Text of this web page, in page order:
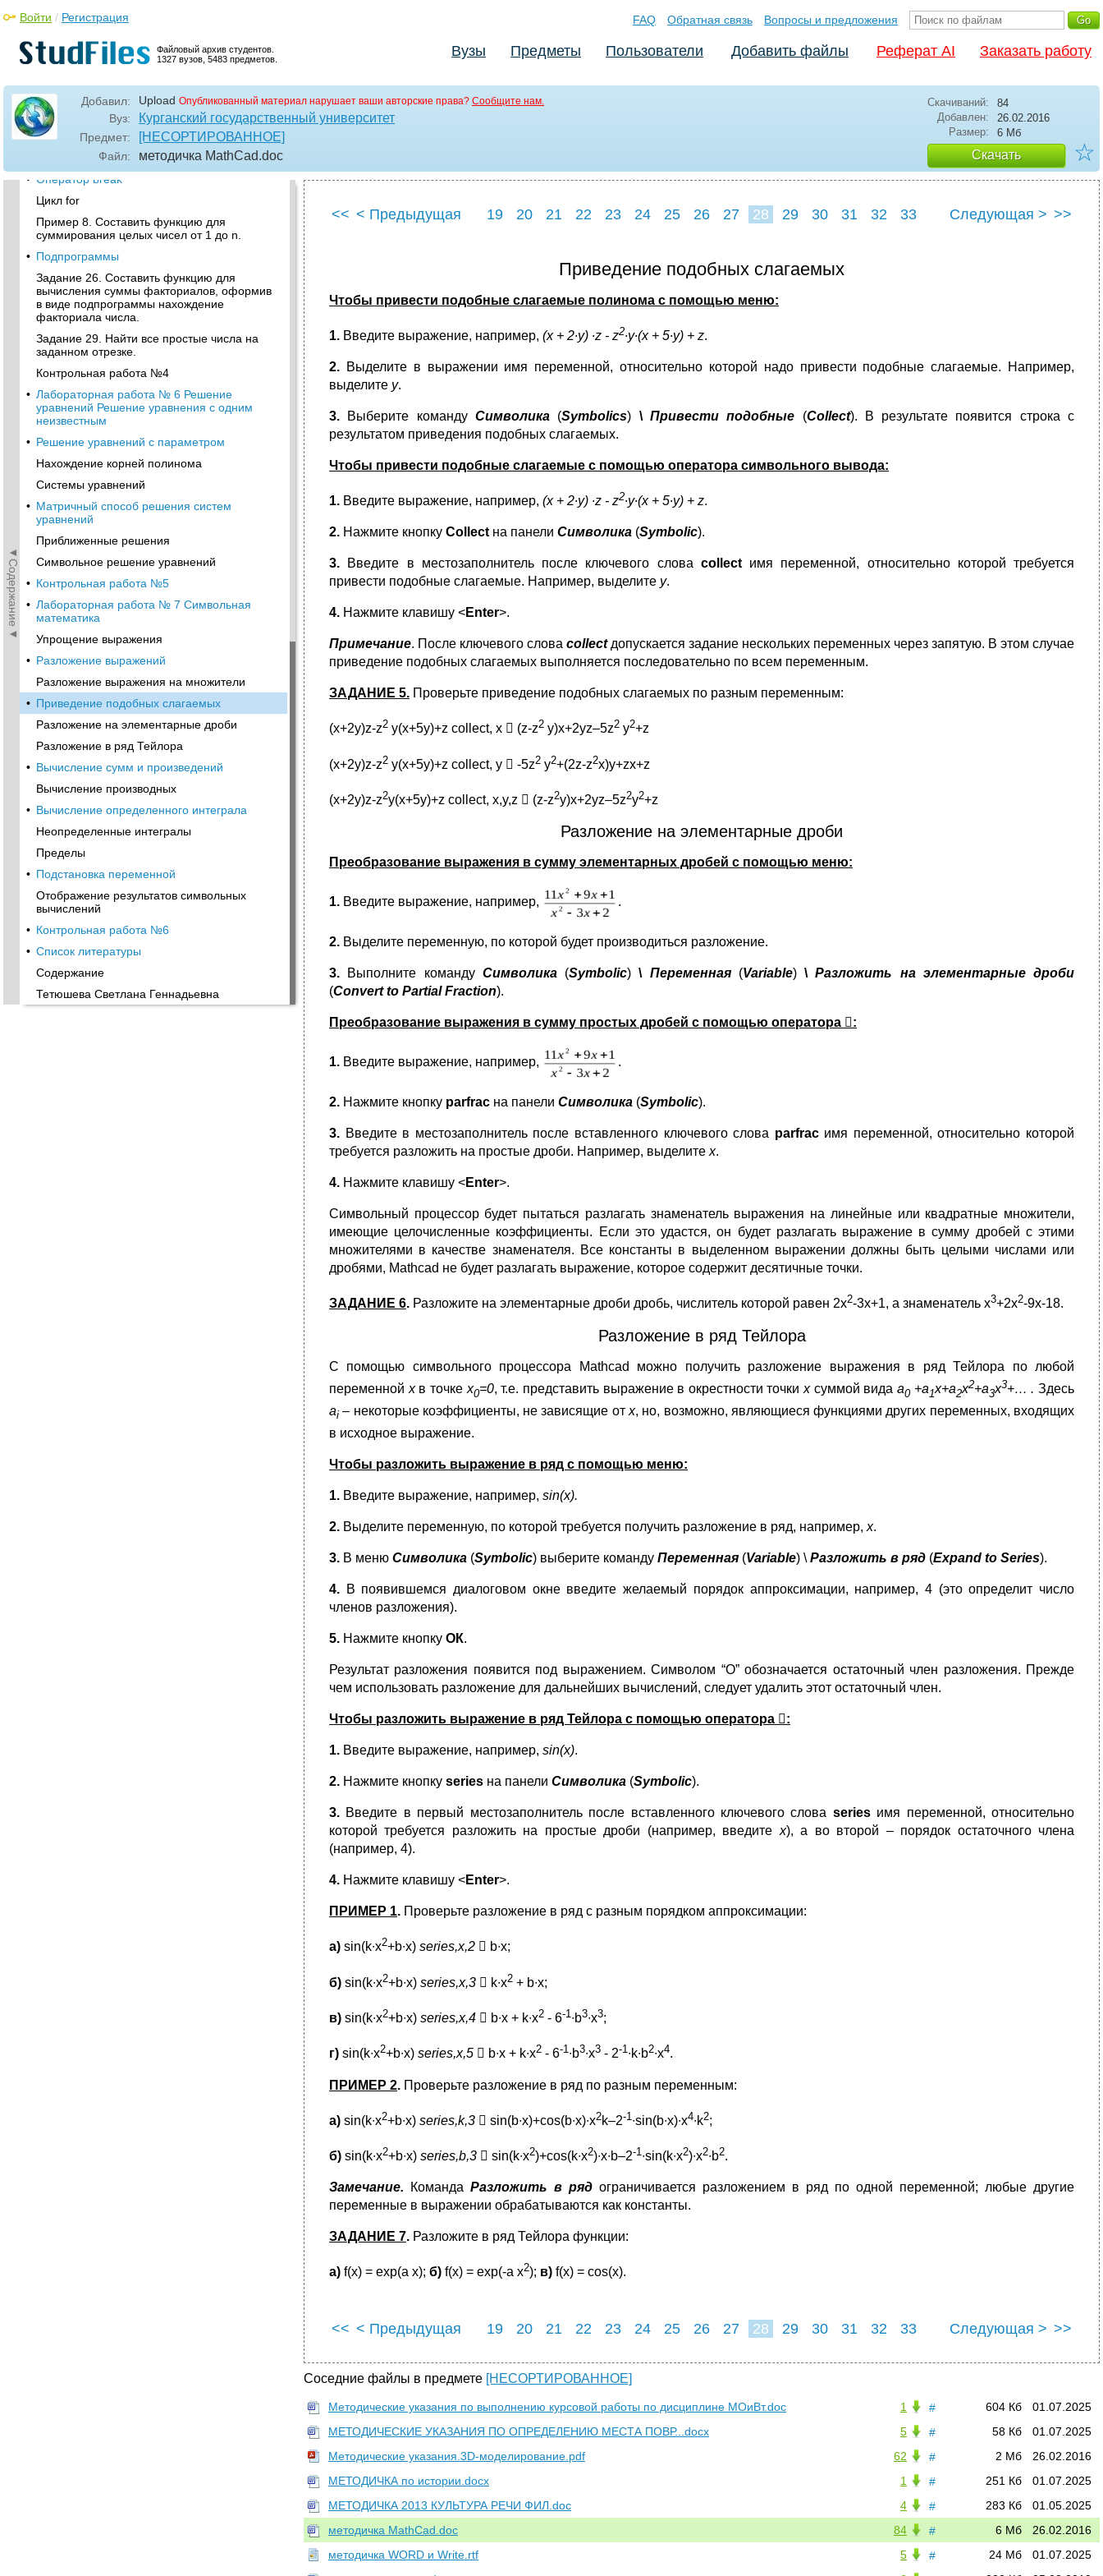
Файловый архив студентов.
1327 вузов, 5483 предметов.
Войти / Регистрация FAQ Обратная связь Вопросы и предложения
Вузы Предметы Пользователи Добавить файлы Реферат AI Заказать работу
Добавил: Upload Опубликованный материал нарушает ваши авторские права? Сообщите нам.
Вуз: Курганский государственный университет
Предмет: [НЕСОРТИРОВАННОЕ]
Файл: методичка MathCad.doc
Скачиваний:
84
Добавлен:
26.02.2016
Размер:
6 Мб
Скачать ☆
◄Содержание◄
трехмерных графиков
•
Создание и запуск анимационных клипов
• Лабораторная работа № 5 Создание
программ
Условный оператор
• Оператор break
Цикл for
Пример 8. Составить функцию для
суммирования целых чисел от 1 до n.
• Подпрограммы
Задание 26. Составить функцию для
вычисления суммы факториалов, оформив
в виде подпрограммы нахождение
факториала числа.
Задание 29. Найти все простые числа на
заданном отрезке.
Контрольная работа №4
• Лабораторная работа № 6 Решение
уравнений Решение уравнения с одним
неизвестным
• Решение уравнений с параметром
Нахождение корней полинома
Системы уравнений
• Матричный способ решения систем
уравнений
Приближенные решения
Символьное решение уравнений
• Контрольная работа №5
• Лабораторная работа № 7 Символьная
математика
Упрощение выражения
• Разложение выражений
Разложение выражения на множители
• Приведение подобных слагаемых
Разложение на элементарные дроби
Разложение в ряд Тейлора
• Вычисление сумм и произведений
Вычисление производных
• Вычисление определенного интеграла
Неопределенные интегралы
Пределы
• Подстановка переменной
Отображение результатов символьных
вычислений
• Контрольная работа №6
• Список литературы
Содержание
Тетюшева Светлана Геннадьевна
<< < Предыдущая 19 20 21 22 23 24 25 26 27 28 29 30 31 32 33 Следующая > >>
Приведение подобных слагаемых
Чтобы привести подобные слагаемые полинома с помощью меню:
1. Введите выражение, например, (x+ 2∙y) ∙z - z2∙y∙(x+ 5∙y) + z.
2. Выделите в выражении имя переменной, относительно которой надо привести подобные слагаемые. Например,
выделите у.
3. Выберите команду Символика (Symbolics) \ Привести подобные (Collect). В результате появится строка с
результатом приведения подобных слагаемых.
Чтобы привести подобные слагаемые с помощью оператора символьного вывода:
1. Введите выражение, например, (x+ 2∙y) ∙z - z2∙y∙(x+ 5∙y) + z.
2. Нажмите кнопку Collect на панели Символика (Symbolic).
3. Введите в местозаполнитель после ключевого слова collectимя переменной, относительно которой требуется
привести подобные слагаемые. Например, выделите у.
4. Нажмите клавишу <Enter>.
Примечание. После ключевого слова collectдопускается задание нескольких переменных через запятую. В этом случае
приведение подобных слагаемых выполняется последовательно по всем переменным.
ЗАДАНИЕ 5. Проверьте приведение подобных слагаемых по разным переменным:
(x+2y)z-z2 y(x+5y)+z collect, x  (z-z2 y)x+2yz–5z2 y2+z
(x+2y)z-z2 y(x+5y)+z collect, y  -5z2 y2+(2z-z2x)y+zx+z
(x+2y)z-z2y(x+5y)+z collect, x,y,z  (z-z2y)x+2yz–5z2y2+z
Разложение на элементарные дроби
Преобразование выражения в сумму элементарных дробей с помощью меню:
1. Введите выражение, например, .
2. Выделите переменную, по которой будет производиться разложение.
3. Выполните команду Символика (Symbolic)\ Переменная (Variable) \ Разложить на элементарные дроби
(Convert to Partial Fraction).
Преобразование выражения в сумму простых дробей с помощью оператора :
1. Введите выражение, например, .
2. Нажмите кнопку parfrас на панели Символика (Symbolic).
3. Введите в местозаполнитель после вставленного ключевого слова parfrасимя переменной, относительно которой
требуется разложить на простые дроби. Например, выделите х.
4. Нажмите клавишу <Enter>.
Символьный процессор будет пытаться разлагать знаменатель выражения на линейные или квадратные множители,
имеющие целочисленные коэффициенты. Если это удастся, он будет разлагать выражение в сумму дробей с этими
множителями в качестве знаменателя. Все константы в выделенном выражении должны быть целыми числами или
дробями, Mathcad не будет разлагать выражение, которое содержит десятичные точки.
ЗАДАНИЕ 6. Разложите на элементарные дроби дробь, числитель которой равен 2x2-3x+1, а знаменатель x3+2x2-9x-18.
Разложение в ряд Тейлора
С помощью символьного процессора Mathcad можно получить разложение выражения в ряд Тейлора по любой
переменной хв точке х0=0, т.е. представить выражение в окрестности точкихсуммой видаa0 +a1x+a2x2+a3x3+… .Здесь
ai – некоторые коэффициенты, не зависящие отх, но, возможно, являющиеся функциями других переменных, входящих
в исходное выражение.
Чтобы разложить выражение в ряд с помощью меню:
1. Введите выражение, например, sin(x).
2. Выделите переменную, по которой требуется получить разложение в ряд, например,х.
3. В меню Символика (Symbolic) выберите команду Переменная (Variable) \Разложить в ряд (Expand to Series).
4. В появившемся диалоговом окне введите желаемый порядок аппроксимации, например, 4 (это определит число
членов разложения).
5. Нажмите кнопку ОК.
Результат разложения появится под выражением. Символом “О” обозначается остаточный член разложения. Прежде
чем использовать разложение для дальнейших вычислений, следует удалить этот остаточный член.
Чтобы разложить выражение в ряд Тейлора с помощью оператора :
1. Введите выражение, например, sin(x).
2. Нажмите кнопку series на панели Символика (Symbolic).
3. Введите в первый местозаполнитель после вставленного ключевого слова seriesимя переменной, относительно
которой требуется разложить на простые дроби (например, введитех), а во второй – порядок остаточного члена
(например, 4).
4. Нажмите клавишу <Enter>.
ПРИМЕР 1. Проверьте разложение в ряд с разным порядком аппроксимации:
а) sin(k∙x2+b∙x) series,x,2  b∙x;
б) sin(k∙x2+b∙x) series,x,3  k∙x2 + b∙x;
в) sin(k∙x2+b∙x) series,x,4  b∙x + k∙x2 - 6-1∙b3∙x3;
г) sin(k∙x2+b∙x) series,x,5  b∙x + k∙x2 - 6-1∙b3∙x3 - 2-1∙k∙b2∙x4.
ПРИМЕР 2. Проверьте разложение в ряд по разным переменным:
а) sin(k∙x2+b∙x) series,k,3  sin(b∙x)+cos(b∙x)∙x2k–2-1 ∙sin(b∙x)∙x4∙k2;
б) sin(k∙x2+b∙x) series,b,3  sin(k∙x2)+cos(k∙x2)∙x∙b–2-1∙sin(k∙x2)∙x2∙b2.
Замечание. Команда Разложить в ряд ограничивается разложением в ряд по одной переменной; любые другие
переменные в выражении обрабатываются как константы.
ЗАДАНИЕ 7. Разложите в ряд Тейлора функции:
а) f(x) = exp(a x); б) f(x) = exp(-a x2); в) f(x) = cos(x).
<< < Предыдущая 19 20 21 22 23 24 25 26 27 28 29 30 31 32 33 Следующая > >>
Соседние файлы в предмете [НЕСОРТИРОВАННОЕ]
# 01.07.2025
604 Кб
1
Методические указания по выполнению курсовой работы по дисциплине МОиВт.doc
#
01.07.2025
58 Кб
5
МЕТОДИЧЕСКИЕ УКАЗАНИЯ ПО ОПРЕДЕЛЕНИЮ МЕСТА ПОВР...docx
#
26.02.2016
2 Мб
62
Методические указания.3D-моделирование.pdf
#
01.07.2025
251 Кб
1
МЕТОДИЧКА по истории.docx
#
01.05.2025
283 Кб
4
МЕТОДИЧКА 2013 КУЛЬТУРА РЕЧИ ФИЛ.doc
#
26.02.2016
6 Мб
84
методичка MathCad.doc
#
01.07.2025
24 Мб
5
методичка WORD и Write.rtf